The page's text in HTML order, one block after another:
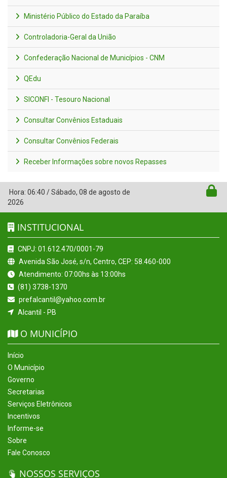
Ministério Público do Estado da Paraíba
Controladoria-Geral da União
Confederação Nacional de Municípios - CNM
QEdu
SICONFI - Tesouro Nacional
Consultar Convênios Estaduais
Consultar Convênios Federais
Receber Informações sobre novos Repasses
Hora: 06:40 /Sábado, 08 de agosto de
2026
INSTITUCIONAL
CNPJ: 01.612.470/0001-79
Avenida São José, s/n, Centro, CEP: 58.460-000
Atendimento: 07:00hs às 13:00hs
(81) 3738-1370
prefalcantil@yahoo.com.br
Alcantil - PB
O MUNICÍPIO
Início
O Município
Governo
Secretarias
Serviços Eletrônicos
Incentivos
Informe-se
Sobre
Fale Conosco
NOSSOS SERVIÇOS